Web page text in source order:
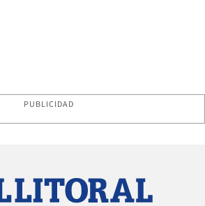
PUBLICIDAD